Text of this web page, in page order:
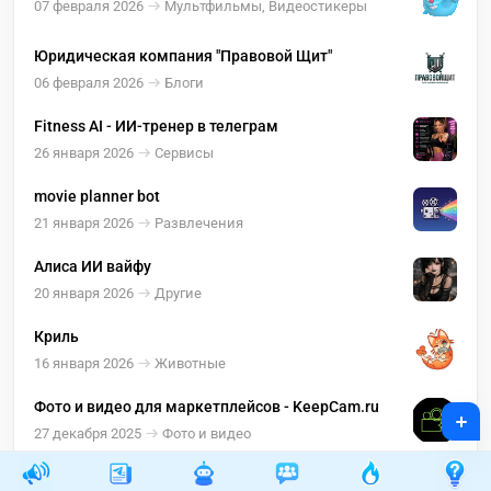
07 февраля 2026 Мультфильмы, Видеостикеры
Юридическая компания "Правовой Щит"
06 февраля 2026 Блоги
Fitness AI - ИИ-тренер в телеграм
26 января 2026 Сервисы
movie planner bot
21 января 2026 Развлечения
Алиса ИИ вайфу
20 января 2026 Другие
Криль
16 января 2026 Животные
Фото и видео для маркетплейсов - KeepCam.ru
27 декабря 2025 Фото и видео
+